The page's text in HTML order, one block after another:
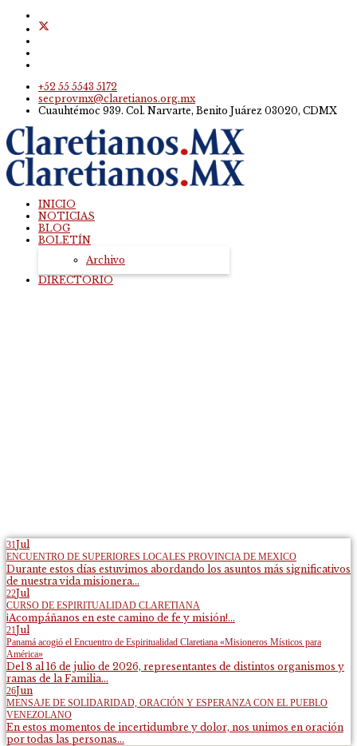
+52 55 5543 5172
secprovmx@claretianos.org.mx
Cuauhtémoc 939. Col. Narvarte, Benito Juárez 03020, CDMX
INICIO
NOTICIAS
BLOG
BOLETÍN
Archivo
DIRECTORIO
31Jul
ENCUENTRO DE SUPERIORES LOCALES PROVINCIA DE MEXICO
Durante estos días estuvimos abordando los asuntos más significativos
de nuestra vida misionera...
22Jul
CURSO DE ESPIRITUALIDAD CLARETIANA
¡Acompáñanos en este camino de fe y misión!...
21Jul
Panamá acogió el Encuentro de Espiritualidad Claretiana «Misioneros Místicos para
América»
Del 8 al 16 de julio de 2026, representantes de distintos organismos y
ramas de la Familia...
26Jun
MENSAJE DE SOLIDARIDAD, ORACIÓN Y ESPERANZA CON EL PUEBLO
VENEZOLANO
En estos momentos de incertidumbre y dolor, nos unimos en oración
por todas las personas...